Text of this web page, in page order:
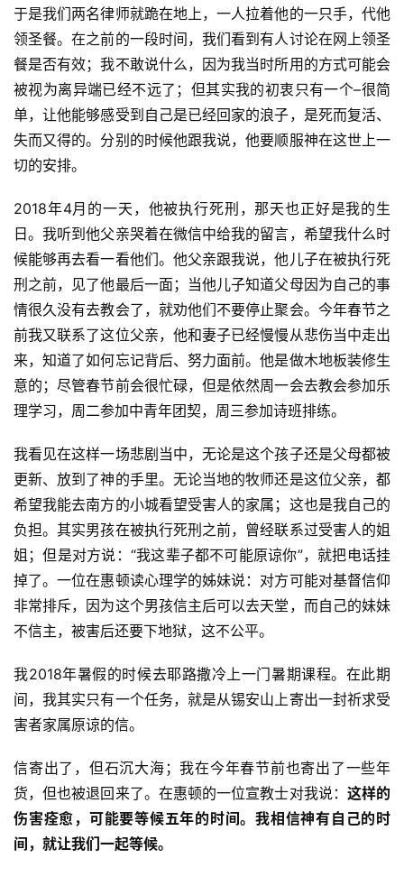
主
日
崇
拜
专
题
讲
赞
美
敬
拜
神
学
研
按
卷
查
经
热
点
应
关
于
我
们
登录 注册
于是我们两名律师就跪在地上，一人拉着他的一只手，代他
领圣餐。在之前的一段时间，我们看到有人讨论在网上领圣
餐是否有效；我不敢说什么，因为我当时所用的方式可能会
被视为离异端已经不远了；但其实我的初衷只有一个–很简
单，让他能够感受到自己是已经回家的浪子，是死而复活、
失而又得的。分别的时候他跟我说，他要顺服神在这世上一
切的安排。
2018年4月的一天，他被执行死刑，那天也正好是我的生
日。我听到他父亲哭着在微信中给我的留言，希望我什么时
候能够再去看一看他们。他父亲跟我说，他儿子在被执行死
刑之前，见了他最后一面；当他儿子知道父母因为自己的事
情很久没有去教会了，就劝他们不要停止聚会。今年春节之
前我又联系了这位父亲，他和妻子已经慢慢从悲伤当中走出
来，知道了如何忘记背后、努力面前。他是做木地板装修生
意的；尽管春节前会很忙碌，但是依然周一会去教会参加乐
理学习，周二参加中青年团契，周三参加诗班排练。
我看见在这样一场悲剧当中，无论是这个孩子还是父母都被
更新、放到了神的手里。无论当地的牧师还是这位父亲，都
希望我能去南方的小城看望受害人的家属；这也是我自己的
负担。其实男孩在被执行死刑之前，曾经联系过受害人的姐
姐；但是对方说：“我这辈子都不可能原谅你”，就把电话挂
掉了。一位在惠顿读心理学的姊妹说：对方可能对基督信仰
非常排斥，因为这个男孩信主后可以去天堂，而自己的妹妹
不信主，被害后还要下地狱，这不公平。
我2018年暑假的时候去耶路撒冷上一门暑期课程。在此期
间，我其实只有一个任务，就是从锡安山上寄出一封祈求受
害者家属原谅的信。
信寄出了，但石沉大海；我在今年春节前也寄出了一些年
货，但也被退回来了。在惠顿的一位宣教士对我说： 这样的
伤害痊愈，可能要等候五年的时间。我相信神有自己的时
间，就让我们一起等候。